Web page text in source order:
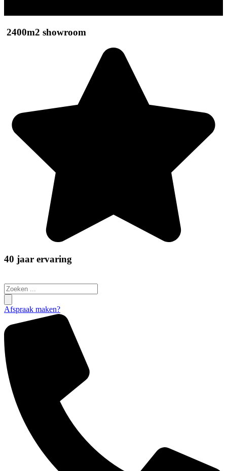
2400m2 showroom
40 jaar ervaring
Search
...
Afspraak maken?